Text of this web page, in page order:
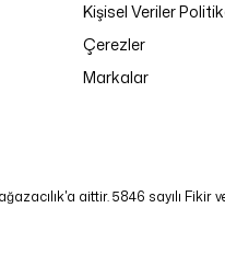
Kişisel Veriler
Çerezler
Markalar
aittir. 5846 sayılı